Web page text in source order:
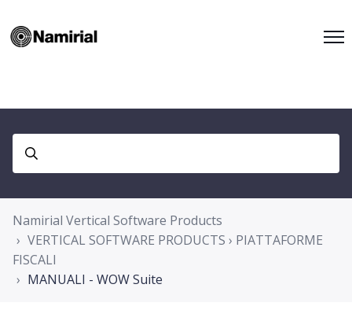
Namirial Vertical Software Products
VERTICAL SOFTWARE PRODUCTS › PIATTAFORME
FISCALI
MANUALI - WOW Suite